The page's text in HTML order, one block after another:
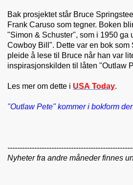
Bak prosjektet står Bruce
Frank Caruso som tegner. Boken
"Simon & Schuster", som i 1950 ga
Cowboy Bill". Dette var en bok som
pleide å lese til Bruce når han var
inspirasjonskilden til låten "Outlaw
Les mer om dette i USA Today.
"Outlaw Pete" kommer i bokform
Nyheter fra andre måneder finnes